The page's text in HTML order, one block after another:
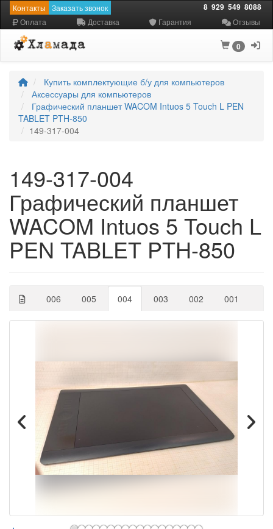
Контакты Заказать звонок 8 929 549 8088
Оплата Доставка Гарантия Отзывы
0
Купить комплектующие б/у для компьютеров
Аксессуары для компьютеров
Графический планшет WACOM Intuos 5 Touch L PEN
TABLET PTH-850
149-317-004
149-317-004
Графический планшет
WACOM Intuos 5 Touch L
PEN TABLET PTH-850
006 005 004 003 002 001